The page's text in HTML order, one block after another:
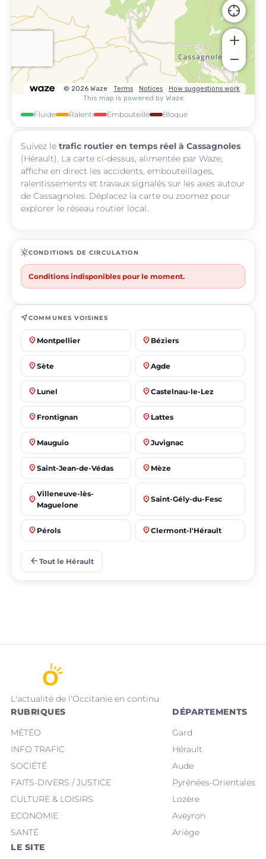
Fluide Ralenti Embouteillé Bloqué
Suivez le trafic routier en temps réel à Cassagnoles
(Hérault). La carte ci-dessus, alimentée par Waze,
affiche en direct les accidents, embouteillages,
ralentissements et travaux signalés sur les axes autour
de Cassagnoles. Déplacez la carte ou zoomez pour
explorer le réseau routier local.
routineCONDITIONS DE CIRCULATION
Conditions indisponibles pour le moment.
near_meCOMMUNES VOISINES
place Montpellier place Béziers
place Sète place Agde
place Lunel place Castelnau-le-Lez
place Frontignan place Lattes
place Mauguio place Juvignac
place Saint-Jean-de-Védas place Mèze
place
Villeneuve-lès-
Maguelone
place Saint-Gély-du-Fesc
place Pérols place Clermont-l'Hérault
place
arrow_back Tout le Hérault
L'actualité de l'Occitanie en continu
RUBRIQUES
MÉTÉO
INFO TRAFIC
SOCIÉTÉ
FAITS-DIVERS / JUSTICE
CULTURE & LOISIRS
ECONOMIE
SANTÉ
DÉPARTEMENTS
Gard
Hérault
Aude
Pyrénées-Orientales
Lozère
Aveyron
Ariège
LE SITE